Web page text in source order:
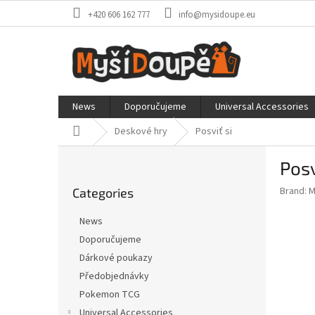
+420 606 162 777 info@mysidoupe.eu
News Doporučujeme Universal Accessories
Home Deskové hry Posviť si
categories
Categories
News
Doporučujeme
Dárkové poukazy
Předobjednávky
Pokemon TCG
Brand: